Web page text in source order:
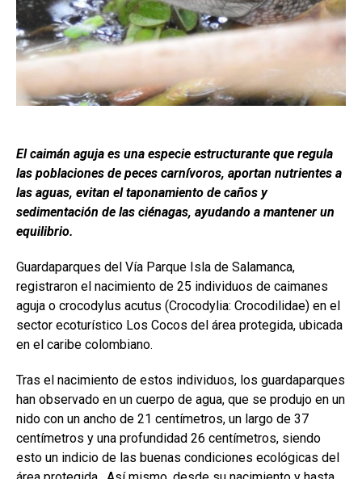
El caimán aguja es una especie estructurante que regula
las poblaciones de peces carnívoros, aportan nutrientes a
las aguas, evitan el taponamiento de caños y
sedimentación de las ciénagas, ayudando a mantener un
equilibrio.
Guardaparques del Vía Parque Isla de Salamanca,
registraron el nacimiento de 25 individuos de caimanes
aguja o crocodylus acutus (Crocodylia: Crocodilidae) en el
sector ecoturístico Los Cocos del área protegida, ubicada
en el caribe colombiano.
Tras el nacimiento de estos individuos, los guardaparques
han observado en un cuerpo de agua, que se produjo en un
nido con un ancho de 21 centímetros, un largo de 37
centímetros y una profundidad 26 centímetros, siendo
esto un indicio de las buenas condiciones ecológicas del